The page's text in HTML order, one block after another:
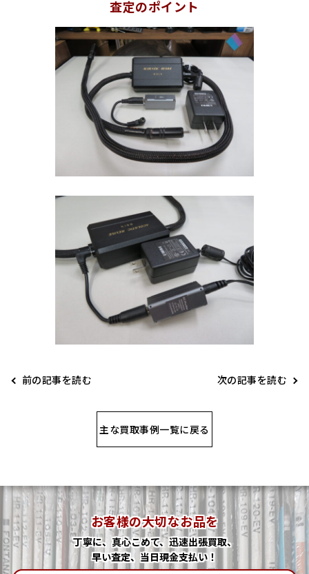
査定のポイント
前の記事を読む 次の記事を読む
主な買取事例一覧に戻る
お客様の大切なお品を
丁寧に、真心こめて、迅速出張買取、
早い査定、当日現金支払い！